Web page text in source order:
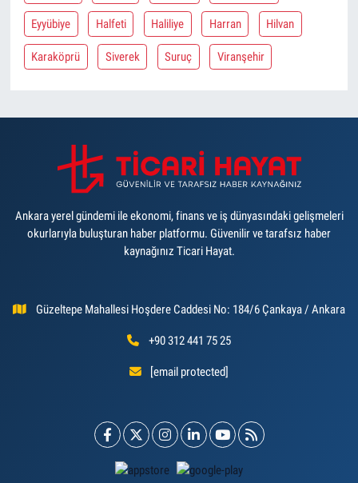
Eyyübiye Halfeti Haliliye Harran Hilvan
Karaköprü Siverek Suruç Viranşehir
Ankara yerel gündemi ile ekonomi, finans ve iş dünyasındaki gelişmeleri
okurlarıyla buluşturan haber platformu. Güvenilir ve tarafsız haber
kaynağınız Ticari Hayat.
Güzeltepe Mahallesi Hoşdere Caddesi No: 184/6 Çankaya / Ankara
+90 312 441 75 25
[email protected]